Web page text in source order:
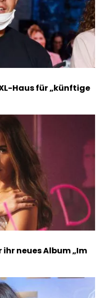
Haus für „künftige
neues Album „Im